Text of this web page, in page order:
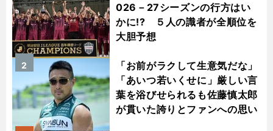
026－27シーズンの行方はい
かに!? ５人の識者が全順位を
大胆予想
「お前がラクして生意気だな」
「あいつ若いくせに」厳しい言
葉を浴びせられるも佐藤慎太郎
が貫いた誇りとファンへの思い
2